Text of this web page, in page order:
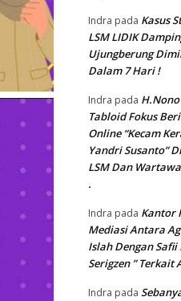
Indra pada Kasus
LSM LIDIK
Ujungberung
Dalam 7 Hari !
Indra pada
Tabloid Fokus
Online “Kecam
Yandri Susanto”
LSM Dan
.
Indra pada Kantor
Mediasi Antara
Islah Dengan Safii
Serigzen ” Terkait
Indra pada